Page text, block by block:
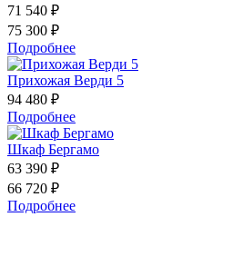
71 540 ₽
75 300 ₽
Подробнее
Прихожая Верди 5
94 480 ₽
Подробнее
Шкаф Бергамо
63 390 ₽
66 720 ₽
Подробнее